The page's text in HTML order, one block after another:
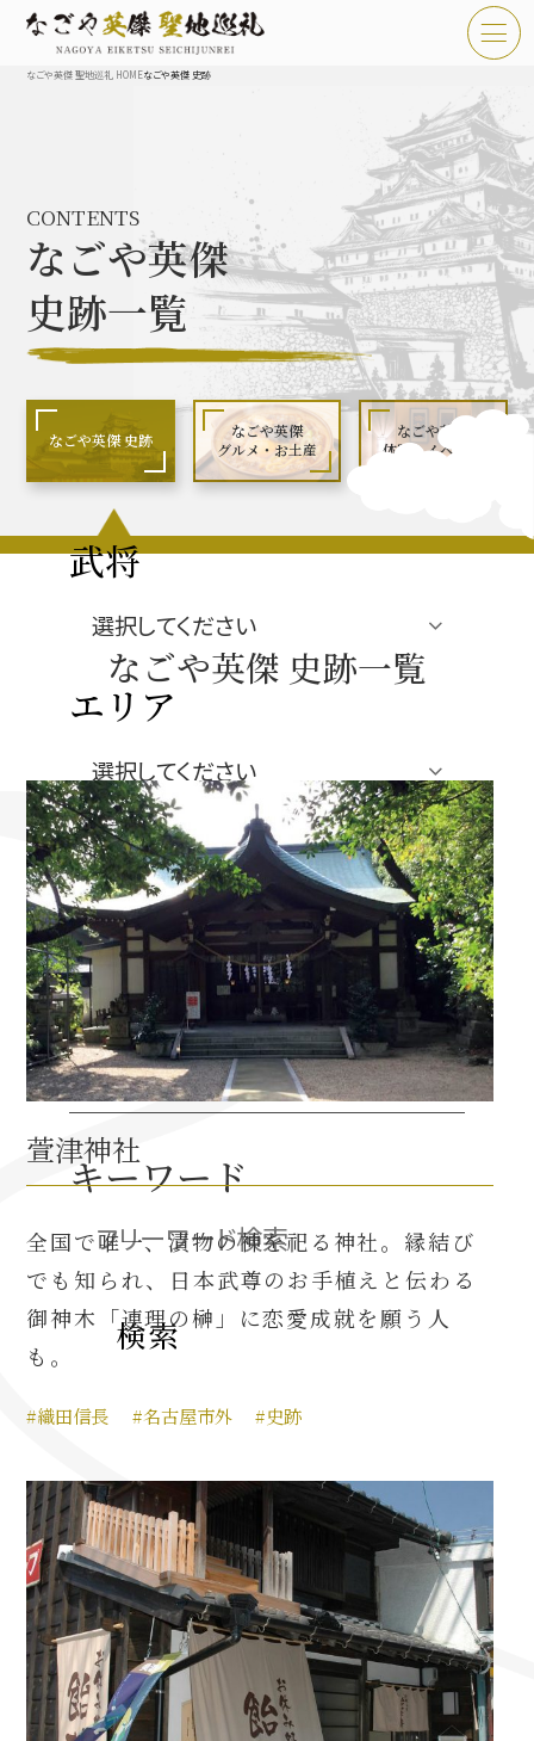
なごや英傑 聖地巡礼とは
なごや英傑 史跡 一覧
なごや英傑 グルメ・土産 一覧
なごや英傑 体験・イベント
豊臣秀長と名古屋の関係
秀長グルメ・土産一覧
名古屋＜秀長＞観光モデルコース
豊臣秀吉と名古屋の関係
秀吉関連 史跡 一覧
秀吉グルメ・土産 一覧
秀吉功路
織田信長と名古屋の関係
信長グルメ・土産一覧
信長攻路
家康関連 史跡 一覧
家康グルメ・土産 一覧
名古屋＜家康＞観光モデルコース
なごや英傑 聖地巡礼 HOMEなごや英傑 史跡
CONTENTS
なごや英傑
史跡一覧
なごや英傑 史跡
なごや英傑
グルメ・お土産
なごや英傑
体験・イベント
武将
エリア
ジャンル
キーワード
なごや英傑 史跡一覧
萱津神社
全国で唯一、漬物の神を祀る神社。縁結び
でも知られ、日本武尊のお手植えと伝わる
御神木「連理の榊」に恋愛成就を願う人
も。
#織田信長 #名古屋市外 #史跡